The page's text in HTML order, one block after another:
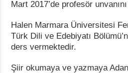
Mart 2017’de profesör unvanını
Halen Marmara Üniversitesi
Türk Dili ve Edebiyatı
ders vermektedir.
Şiir okumaya ve yazmaya